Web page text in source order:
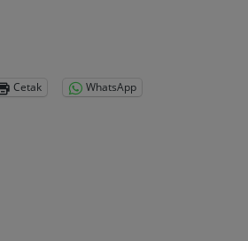
Cetak
WhatsApp